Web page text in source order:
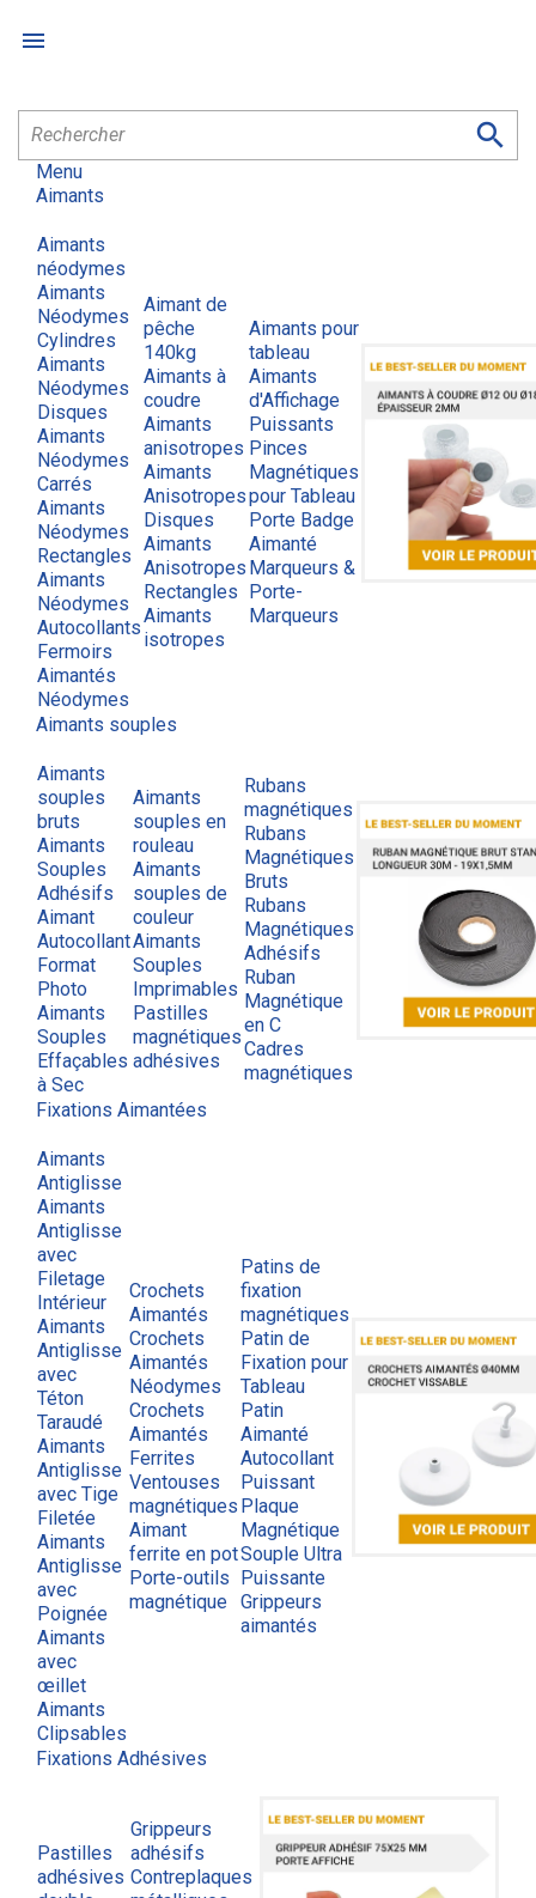


Menu
Aimants
Aimants
néodymes
Aimants
Néodymes
Cylindres
Aimants
Néodymes
Disques
Aimants
Néodymes
Carrés
Aimants
Néodymes
Rectangles
Aimants
Néodymes
Autocollants
Fermoirs
Aimantés
Néodymes
Aimant de
pêche
140kg
Aimants à
coudre
Aimants
anisotropes
Aimants
Anisotropes
Disques
Aimants
Anisotropes
Rectangles
Aimants
isotropes
Aimants pour
tableau
Aimants
d'Affichage
Puissants
Pinces
Magnétiques
pour Tableau
Porte Badge
Aimanté
Marqueurs &
Porte-
Marqueurs
Aimants souples
Aimants
souples
bruts
Aimants
Souples
Adhésifs
Aimant
Autocollant
Format
Photo
Aimants
Souples
Effaçables
à Sec
Aimants
souples en
rouleau
Aimants
souples de
couleur
Aimants
Souples
Imprimables
Pastilles
magnétiques
adhésives
Rubans
magnétiques
Rubans
Magnétiques
Bruts
Rubans
Magnétiques
Adhésifs
Ruban
Magnétique
en C
Cadres
magnétiques
Fixations Aimantées
Aimants
Antiglisse
Aimants
Antiglisse
avec
Filetage
Intérieur
Aimants
Antiglisse
avec
Téton
Taraudé
Aimants
Antiglisse
avec Tige
Filetée
Aimants
Antiglisse
avec
Poignée
Aimants
avec
œillet
Aimants
Clipsables
Crochets
Aimantés
Crochets
Aimantés
Néodymes
Crochets
Aimantés
Ferrites
Ventouses
magnétiques
Aimant
ferrite en pot
Porte-outils
magnétique
Patins de
fixation
magnétiques
Patin de
Fixation pour
Tableau
Patin
Aimanté
Autocollant
Puissant
Plaque
Magnétique
Souple Ultra
Puissante
Grippeurs
aimantés
Fixations Adhésives
Pastilles
adhésives
Grippeurs
adhésifs
Contreplaques